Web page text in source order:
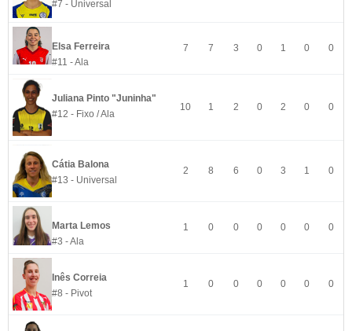
#7 - Universal
Elsa Ferreira
#11 - Ala
7 7 3 0 1 0 0
Juliana Pinto "Juninha"
#12 - Fixo / Ala
10 1 2 0 2 0 0
Cátia Balona
#13 - Universal
2 8 6 0 3 1 0
Marta Lemos
#3 - Ala
1 0 0 0 0 0 0
Inês Correia
#8 - Pivot
1 0 0 0 0 0 0